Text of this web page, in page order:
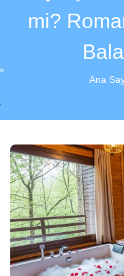
mi?
Ana